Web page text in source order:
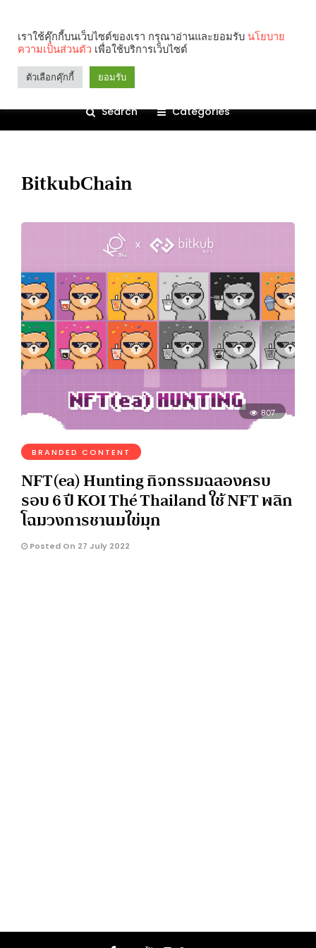
Search Categories
BitkubChain
807
BRANDED CONTENT
NFT(ea) Hunting กิจกรรมฉลองครบ
รอบ 6 ปี KOI Thé Thailand ใช้ NFT พลิก
โฉมวงการชานมไข่มุก
Posted On 27 July 2022
เราใช้คุ๊กกี้บนเว็บไซต์ของเรา กรุณาอ่านและยอมรับ นโยบาย
ความเป็นส่วนตัว เพื่อใช้บริการเว็บไซต์
ตัวเลือกคุ๊กกี้ ยอมรับ